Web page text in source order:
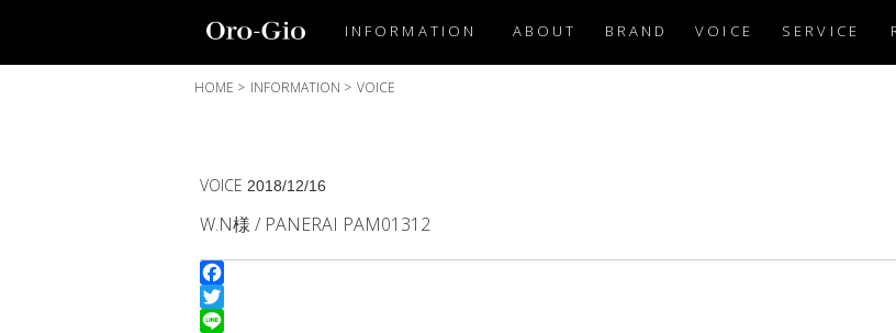
INFORMATION ABOUT BRAND VOICE SERVICE
HOME > INFORMATION > VOICE
VOICE 2018/12/16
W.N様 / PANERAI PAM01312
Facebook
Twitter